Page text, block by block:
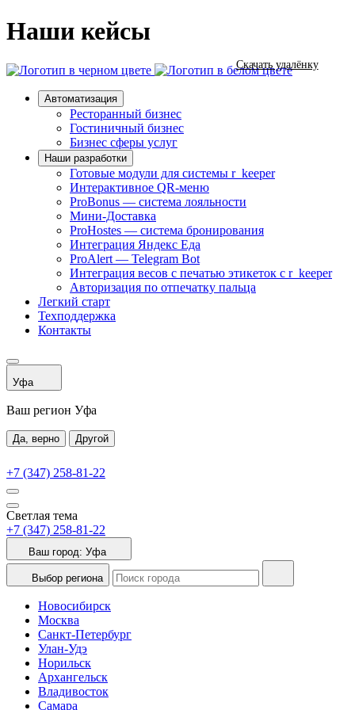
Скачать удалёнку
Наши кейсы
Автоматизация
Ресторанный бизнес
Гостиничный бизнес
Бизнес сферы услуг
Наши разработки
Готовые модули для системы r_keeper
Интерактивное QR-меню
ProBonus — система лояльности
Мини-Доставка
ProHostes — система бронирования
Интеграция Яндекс Еда
ProAlert — Telegram Bot
Интеграция весов с печатью этикеток с r_keeper
Авторизация по отпечатку пальца
Легкий старт
Техподдержка
Контакты
Уфа
Ваш регион Уфа
Да, верно Другой
+7 (347) 258-81-22
Светлая тема
+7 (347) 258-81-22
Ваш город: Уфа
Выбор региона
Новосибирск
Москва
Санкт-Петербург
Улан-Удэ
Норильск
Архангельск
Владивосток
Самара